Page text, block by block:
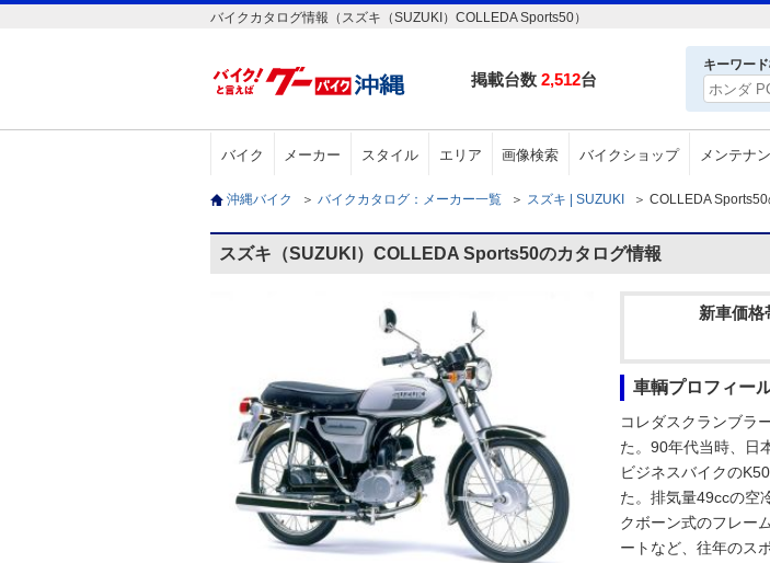
バイクカタログ情報（スズキ（SUZUKI）COLLEDA Sports50）
掲載台数 2,512台
キーワー
バイク メーカー スタイル エリア 画像検索 バイクショップ メンテナ
沖縄バイク ＞ バイクカタログ：メーカー一覧 ＞ スズキ | SUZUKI ＞ COLLEDA
スズキ（SUZUKI）COLLEDA Sports50のカタログ情報
新車価格
車輌プロフィー
コレダスクランブラ
た。90年代当時、日
ビジネスバイクの
た。排気量49ccの空
クボーン式のフレー
ートなど、往年のス